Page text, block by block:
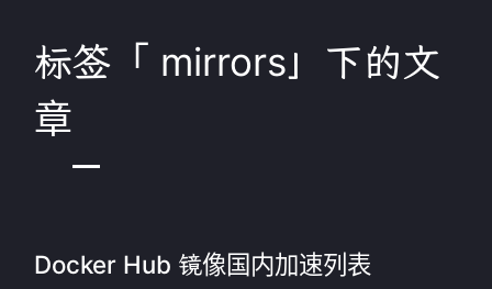
标签「 mirrors」下的文
章
Docker Hub 镜像国内加速列表